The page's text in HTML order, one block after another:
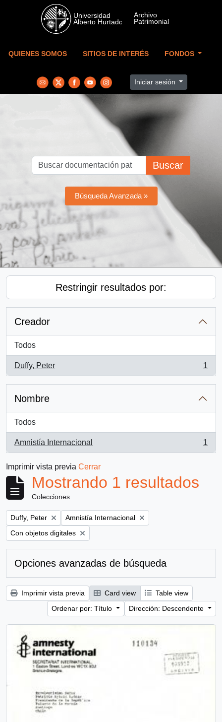
Skip to main content
QUIENES SOMOS SITIOS DE INTERÉS FONDOS
Iniciar sesión
Buscar
Búsqueda Avanzada »
Restringir resultados por:
Creador
Todos
Duffy, Peter
, 1 resultados
1
Nombre
Todos
Amnistía Internacional
, 1 resultados
1
Imprimir vista previa Cerrar
Mostrando 1 resultados
Colecciones
Remove filter:
Duffy, Peter Remove filter:
Amnistía Internacional
Remove filter:
Con objetos digitales
Opciones avanzadas de búsqueda
Imprimir vista previa Card view
Table view
Ordenar por: Título
Dirección: Descendente